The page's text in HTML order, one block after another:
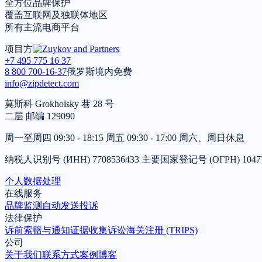
全方位品牌保护
覆盖互联网及独联体地区
所有主流电商平台
项目方
+7 495 775 16 37
8 800 700-16-37俄罗斯境内免费
info@zipdetect.com
莫斯科 Grokholsky 巷 28 号
二层 邮编 129090
周一至周四 09:30 - 18:15 周五 09:30 - 17:00 周六、周日休息
纳税人识别号 (ИНН) 7708536433 主要国家登记号 (ОГРН)
个人数据处理
在线服务
品牌监测 自动发送投诉
法律保护
诉前索赔与通知证据收集诉讼海关注册 (TRIPS)
公司
关于我们联系方式案例博客